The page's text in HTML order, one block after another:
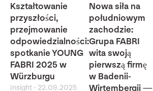
Kształtowanie
przyszłości,
przejmowanie
odpowiedzialności:
spotkanie YOUNG
FABRI 2025 w
Würzburgu
Insight - 22.09.2025
Nowa siła na
południowym
zachodzie:
Grupa FABRI
wita swoją
pierwszą firmę
w Badenii-
Wirtembergii —